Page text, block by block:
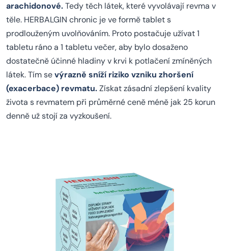
arachidonové.Tedy těch látek, které vyvolávají revma v
těle. HERBALGIN chronic je ve formě tablet s
prodlouženým uvolňováním. Proto postačuje užívat 1
tabletu ráno a 1 tabletu večer, aby bylo dosaženo
dostatečně účinné hladiny v krvi k potlačení zmíněných
látek. Tím sevýrazně sníží riziko vzniku zhoršení
(exacerbace) revmatu.Získat zásadní zlepšení kvality
života s revmatem při průměrné ceně méně jak 25 korun
denně už stojí za vyzkoušení.